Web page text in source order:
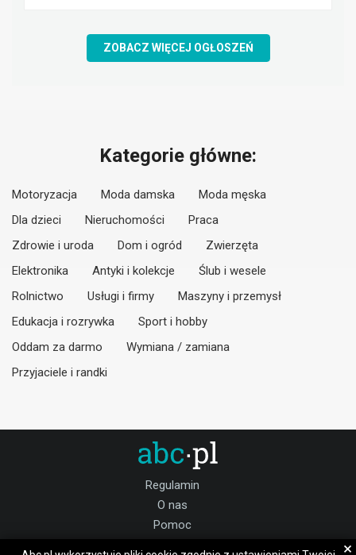
ZOBACZ WIĘCEJ OGŁOSZEŃ
Kategorie główne:
Motoryzacja Moda damska
Moda męska
Dla dzieci
Nieruchomości
Praca
Zdrowie i uroda
Dom i ogród
Zwierzęta
Elektronika
Antyki i kolekcje
Ślub i wesele
Rolnictwo
Usługi i firmy
Maszyny i przemysł
Edukacja i rozrywka
Sport i hobby
Oddam za darmo
Wymiana / zamiana
Przyjaciele i randki
Regulamin
O nas
Pomoc
×